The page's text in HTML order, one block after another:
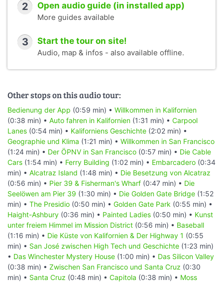
2 Open audio guide (in installed app)
More guides available
3 Start the tour on site!
Audio, map & infos - also available offline.
Other stops on this audio tour:
Bedienung der App (0:59 min) • Willkommen in Kalifornien
(0:38 min) • Auto fahren in Kalifornien (1:31 min) • Carpool
Lanes (0:54 min) • Kaliforniens Geschichte (2:02 min) •
Geographie und Klima (1:21 min) • Willkommen in San Francisco
(1:24 min) • Der ÖPNV in San Francisco (0:57 min) • Die Cable
Cars (1:54 min) • Ferry Building (1:02 min) • Embarcadero (0:34
min) • Alcatraz Island (1:48 min) • Die Besetzung von Alcatraz
(0:56 min) • Pier 39 & Fisherman's Wharf (0:47 min) • Die
Seelöwen am Pier 39 (1:30 min) • Die Golden Gate Bridge (1:52
min) • The Presidio (0:50 min) • Golden Gate Park (0:55 min) •
Haight-Ashbury (0:36 min) • Painted Ladies (0:50 min) • Kunst
unter freiem Himmel im Mission District (0:56 min) • Baseball
(1:16 min) • Die Küste von Kalifornien & Der Highway 1 (0:55
min) • San José zwischen High Tech und Geschichte (1:23 min)
• Das Winchester Mystery House (1:00 min) • Das Silicon Valley
(0:38 min) • Zwischen San Francisco und Santa Cruz (0:30
min) • Santa Cruz (0:48 min) • Capitola (0:38 min) • Moss